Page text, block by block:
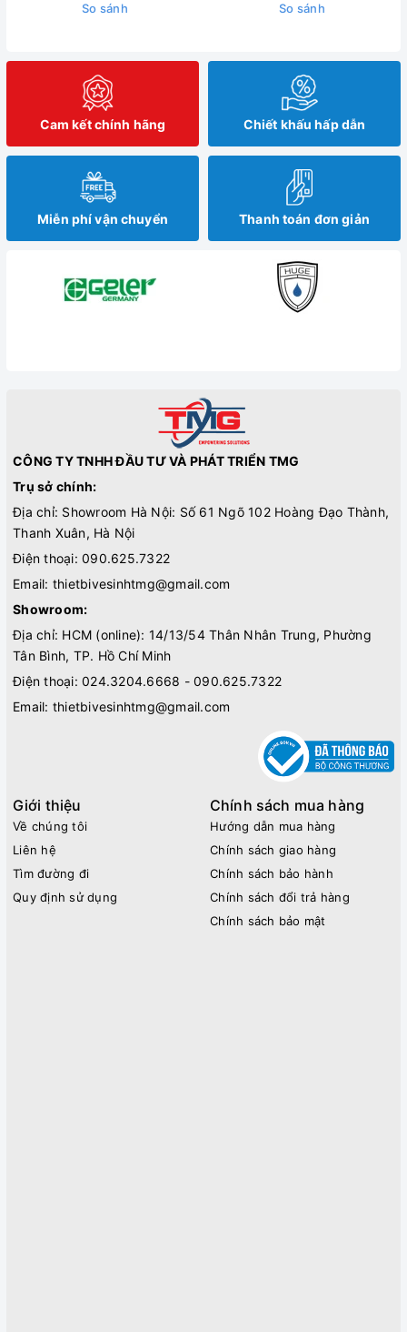
So sánh
So sánh
Cam kết chính hãng Chiết khấu hấp dẫn
Miễn phí vận chuyển Thanh toán đơn giản
CÔNG TY TNHH ĐẦU TƯ VÀ PHÁT TRIỂN TMG
Trụ sở chính:
Địa chỉ: Showroom Hà Nội: Số 61 Ngõ 102 Hoàng Đạo Thành,
Thanh Xuân, Hà Nội
Điện thoại: 090.625.7322
Email: thietbivesinhtmg@gmail.com
Showroom:
Địa chỉ: HCM (online): 14/13/54 Thân Nhân Trung, Phường
Tân Bình, TP. Hồ Chí Minh
Điện thoại: 024.3204.6668 - 090.625.7322
Email: thietbivesinhtmg@gmail.com
Giới thiệu
Về chúng tôi
Liên hệ
Tìm đường đi
Quy định sử dụng
Chính sách mua hàng
Hướng dẫn mua hàng
Chính sách giao hàng
Chính sách bảo hành
Chính sách đổi trả hàng
Chính sách bảo mật